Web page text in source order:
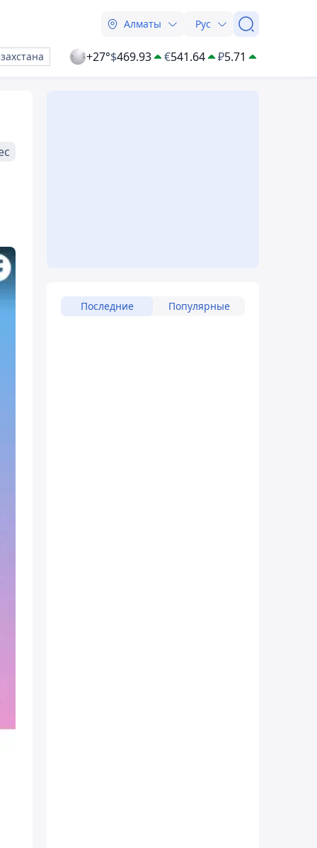
Алматы Рус
+27°$469.93 €541.64 ₽5.71
Последние Популярные